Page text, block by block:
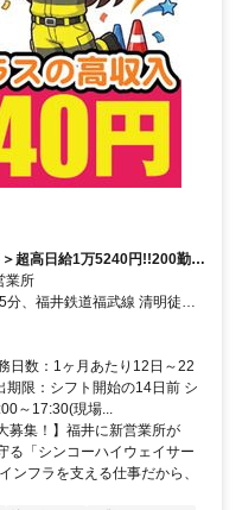
超高日給1万5240円!!200勤務
週2日休みのペースで働いても
払いOK【24h応募受付中/チ
業所
、福井鉄道福武線 清明徒歩
分 福井鉄道福武線「江端
バイク通勤OK（無料駐車場
OK♪／
日数：1ヶ月あたり12日～22
期限：シフト開始の14日前 シ
～17:30(現場...
募集！】福井に新営業所が
る「シンコーハイウェイサー
ンフラを支える仕事だから、